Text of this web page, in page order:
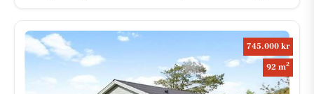
745.000 kr
92 m2